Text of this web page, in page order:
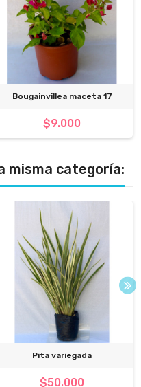
Bougainvillea maceta 17
$9.000
misma categoría:
Pita variegada
$50.000